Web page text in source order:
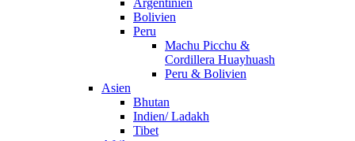
Argentinien
Bolivien
Peru
Machu Picchu &
Cordillera Huayhuash
Peru & Bolivien
Asien
Bhutan
Indien/ Ladakh
Tibet